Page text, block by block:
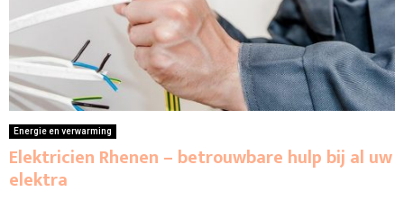
Energie en verwarming
Elektricien Rhenen – betrouwbare hulp bij al uw
elektra